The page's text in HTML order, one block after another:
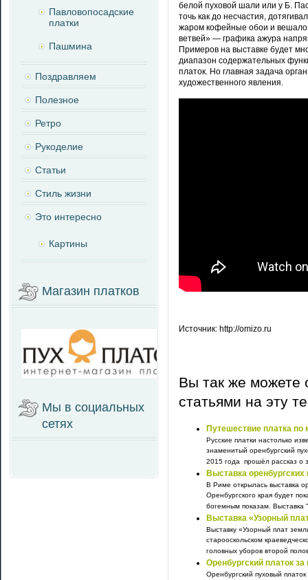
белой пуховой шали или у Б.
точь как до несчастия,
жаром кофейные обои и вешало
ветвей» — графика ажура
Примеров на выставке будет
диапазон содержательных
платок. Но главная задача
художественного явления.
Источник: http://omizo.ru
Вы так же можете
статьями на эту
Путешествие платка по
Русские платки настолько
знаменитый оренбургский
2015 года прошёл рассказ о
Выставка
В Риме открылась выставка
Оренбургского края будет
богемным показам. Выставка
Выставка «Узорный
Выставку «Узорный плат
старооскольском
головных уборов второй
Оренбургский платок за
Оренбургский пуховый
Павловопосадские
платки
Пашмина
Поздравляем
Полезное
Ретро
Рукоделие
Статьи
Стиль жизни
Это интересно
Картины
Магазин платков
Мы в социальных
сетях